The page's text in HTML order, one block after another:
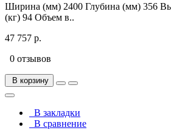
Ширина (мм) 2400 Глубина (мм) 356
(кг) 94 Объем в..
47 757 р.
0 отзывов
В корзину
В закладки
В сравнение